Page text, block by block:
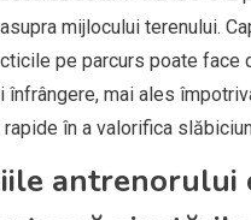
mijlocului terenului.
pe parcurs poate face
înfrângere, mai ales
rapide în a valorifica
antrenorului